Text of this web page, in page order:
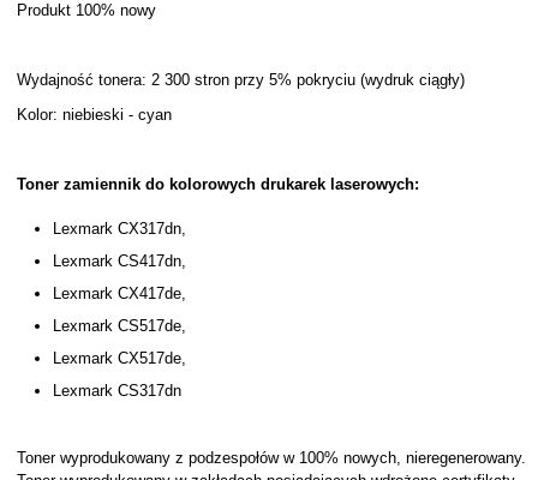
Produkt 100% nowy
Wydajność tonera: 2 300 stron przy 5% pokryciu (wydruk ciągły)
Kolor: niebieski - cyan
Toner zamiennik do kolorowych drukarek laserowych:
Lexmark CX317dn,
Lexmark CS417dn,
Lexmark CX417de,
Lexmark CS517de,
Lexmark CX517de,
Lexmark CS317dn
Toner wyprodukowany z podzespołów w 100% nowych, nieregenerowany.